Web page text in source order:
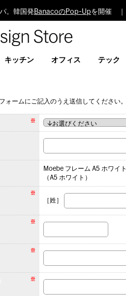
。韓国発 BanacoのPop-Upを開催
Design
キッチン オフィス テック
ォームにご記入のうえ送信してください
Moebe フレーム A5 ホワイ
（A5 ホワイト）
［姓］